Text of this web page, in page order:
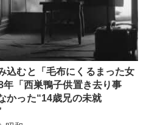
込むと「毛布にくるまった女
「西巣鴨子供置き去り事
った“14歳兄の未就